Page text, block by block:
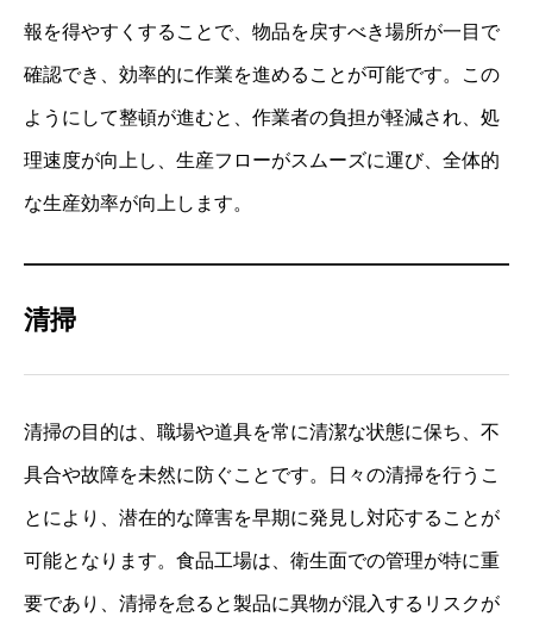
報を得やすくすることで、物品を戻すべき場所が一目で
確認でき、効率的に作業を進めることが可能です。この
ようにして整頓が進むと、作業者の負担が軽減され、処
理速度が向上し、生産フローがスムーズに運び、全体的
な生産効率が向上します。
清掃
清掃の目的は、職場や道具を常に清潔な状態に保ち、不
具合や故障を未然に防ぐことです。日々の清掃を行うこ
とにより、潜在的な障害を早期に発見し対応することが
可能となります。食品工場は、衛生面での管理が特に重
要であり、清掃を怠ると製品に異物が混入するリスクが